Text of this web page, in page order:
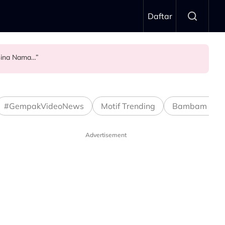
Daftar
ALPHA
Nama…”
#GempakVideoNews Motif Trending Bambam
Advertisement